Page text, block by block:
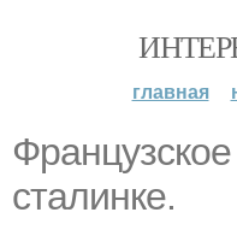
главная
сталинке.